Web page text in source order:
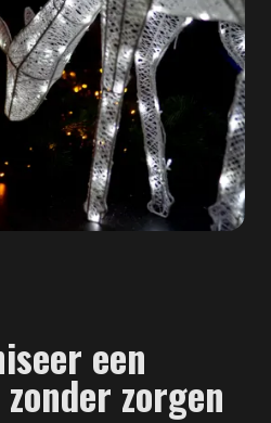
een
zonder zorgen